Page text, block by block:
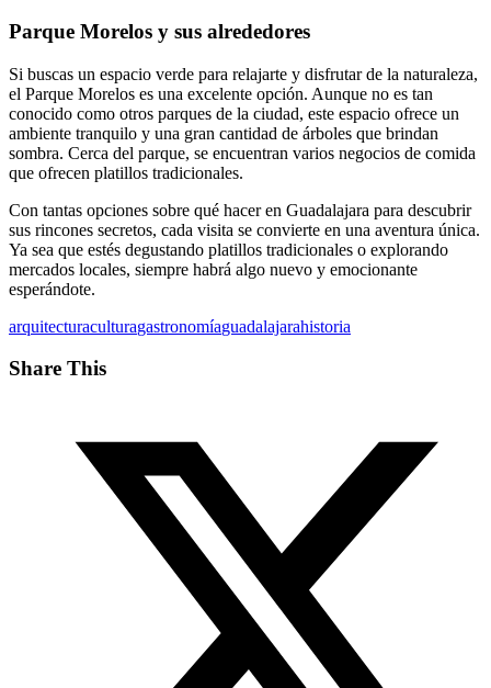
Parque Morelos y sus alrededores
Si buscas un espacio verde para relajarte y disfrutar de la naturaleza,
el Parque Morelos es una excelente opción. Aunque no es tan
conocido como otros parques de la ciudad, este espacio ofrece un
ambiente tranquilo y una gran cantidad de árboles que brindan
sombra. Cerca del parque, se encuentran varios negocios de comida
que ofrecen platillos tradicionales.
Con tantas opciones sobre qué hacer en Guadalajara para descubrir
sus rincones secretos, cada visita se convierte en una aventura única.
Ya sea que estés degustando platillos tradicionales o explorando
mercados locales, siempre habrá algo nuevo y emocionante
esperándote.
arquitecturaculturagastronomíaguadalajarahistoria
Share This